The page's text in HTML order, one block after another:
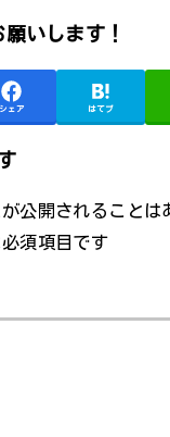
いします！
シェア はてブ
公開されることは
須項目です